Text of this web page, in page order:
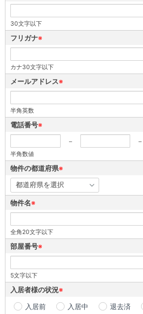
30文字以下
フリガナ※
カナ30文字以下
メールアドレス※
半角英数
電話番号※
－
－
半角数値
物件の都道府県※
物件名※
全角20文字以下
部屋番号※
5文字以下
入居者様の状況※
入居前
入居中 退去済